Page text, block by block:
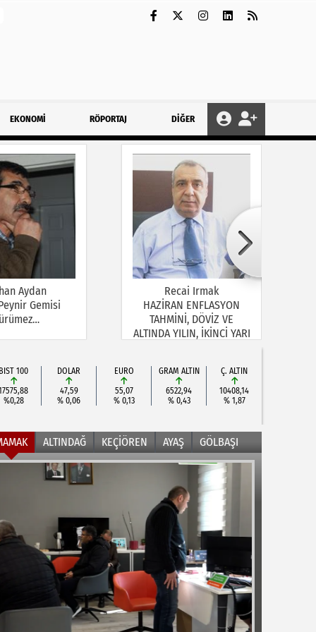
EKONOMİ RÖPORTAJ DİĞER
Aydan
Gemisi
Recai Irmak
HAZİRAN ENFLASYON
TAHMİNİ, DÖVİZ VE
ALTINDA YILIN, İKİNCİ YARI
BIST 100
%0,28
DOLAR
47,59
% 0,06
EURO
55,07
% 0,13
GRAM ALTIN
6522,94
% 0,43
Ç. ALTIN
10408,14
% 1,87
ALTINDAĞ KEÇİÖREN AYAŞ GÖLBAŞI